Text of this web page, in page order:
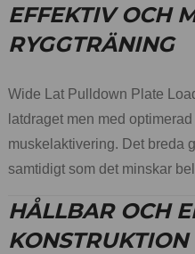
EFFEKTIV OCH
RYGGTRÄNING
Wide Lat Pulldown Plate
latdraget men med
muskelaktivering. Det breda
samtidigt som det minskar
HÅLLBAR OCH
KONSTRUKTION